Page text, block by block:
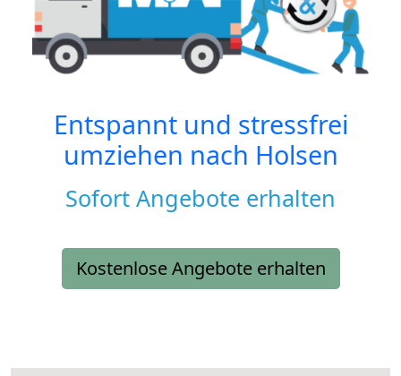
Entspannt und stressfrei
umziehen nach Holsen
Sofort Angebote erhalten
Kostenlose Angebote erhalten